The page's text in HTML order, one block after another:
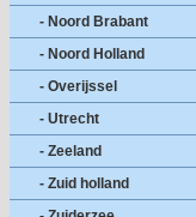
- Noord Brabant
- Noord Holland
- Overijssel
- Utrecht
- Zeeland
- Zuid holland